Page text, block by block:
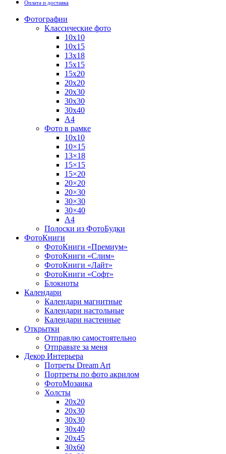
Оплата и доставка
Фотографии
Классические фото
10х10
10х15
13х18
15х15
15х20
20х20
20х30
30х30
30х40
А4
Фото в рамке
10х10
10×15
13×18
15×15
15×20
20×20
20×30
30×30
30×40
A4
Полоски из ФотоБудки
ФотоКниги
ФотоКниги «Премиум»
ФотоКниги «Слим»
ФотоКниги «Лайт»
ФотоКниги «Софт»
Блокноты
Календари
Календари магнитные
Календари настольные
Календари настенные
Открытки
Отправлю самостоятельно
Отправьте за меня
Декор Интерьера
Потреты Dream Art
Портреты по фото акрилом
ФотоМозаика
Холсты
20х20
20х30
30х30
30х40
20х45
30х60